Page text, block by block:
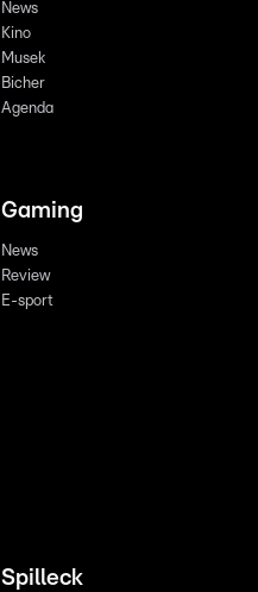
News
Kino
Musek
Bicher
Agenda
Gaming
News
Review
E-sport
Spilleck